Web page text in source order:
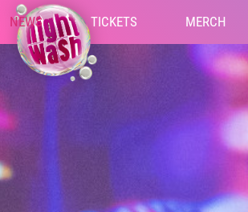
NEWS TICKETS MERCH